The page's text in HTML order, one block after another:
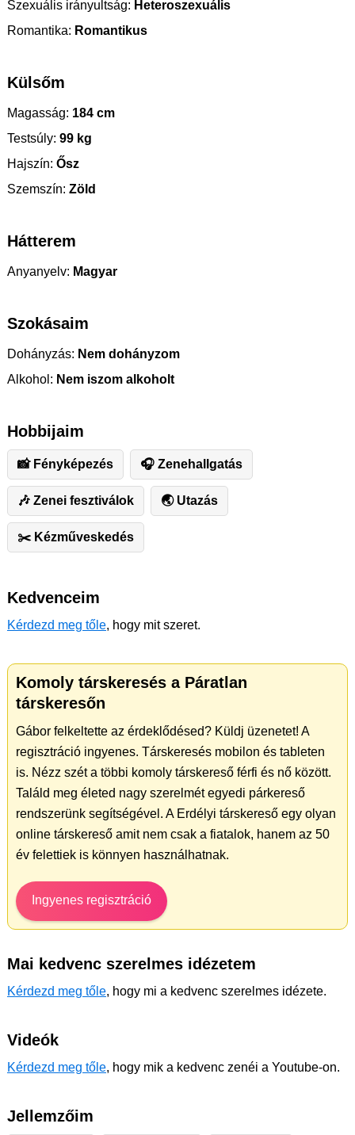
Szexuális irányultság: Heteroszexuális
Romantika: Romantikus
Külsőm
Magasság: 184 cm
Testsúly: 99 kg
Hajszín: Ősz
Szemszín: Zöld
Hátterem
Anyanyelv: Magyar
Szokásaim
Dohányzás: Nem dohányzom
Alkohol: Nem iszom alkoholt
Hobbijaim
📸 Fényképezés 🎧 Zenehallgatás
🎶 Zenei fesztiválok 🌏 Utazás
✂️ ️Kézműveskedés
Kedvenceim
Kérdezd meg tőle, hogy mit szeret.
Komoly társkeresés a Páratlan
társkeresőn
Gábor felkeltette az érdeklődésed? Küldj üzenetet! A
regisztráció ingyenes. Társkeresés mobilon és tableten
is. Nézz szét a többi komoly társkereső férfi és nő között.
Találd meg életed nagy szerelmét egyedi párkereső
rendszerünk segítségével. A Erdélyi társkereső egy olyan
online társkereső amit nem csak a fiatalok, hanem az 50
év felettiek is könnyen használhatnak.
Ingyenes regisztráció
Mai kedvenc szerelmes idézetem
Kérdezd meg tőle, hogy mi a kedvenc szerelmes idézete.
Videók
Kérdezd meg tőle, hogy mik a kedvenc zenéi a Youtube-on.
Jellemzőim